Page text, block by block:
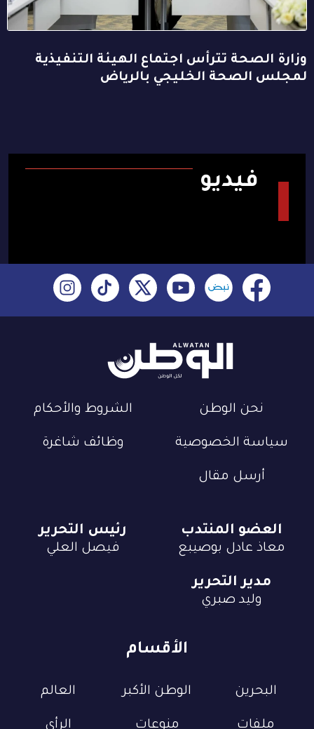
وزارة الصحة تترأس اجتماع الهيئة التنفيذية
لمجلس الصحة الخليجي بالرياض
فيديو
نحن الوطن الشروط والأحكام
سياسة الخصوصية وظائف شاغرة
أرسل مقال
الأقسام
البحرين الوطن الأكبر العالم
ملفات منوعات الرأي
العضو المنتدب
معاذ عادل بوصيبع
رئيس التحرير
فيصل العلي
مدير التحرير
وليد صبري